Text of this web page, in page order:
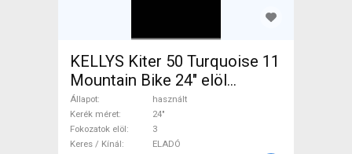
KELLYS Kiter 50 Turquoise 11
Mountain Bike 24" elöl
teleszkópos használt ELADÓ
Állapot
használt
Kerék méret
24"
Fokozatok elöl
3
Keres / Kínál
ELADÓ